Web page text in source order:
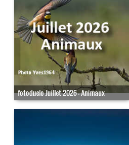
fotoduelo Juillet 2026 - Animaux